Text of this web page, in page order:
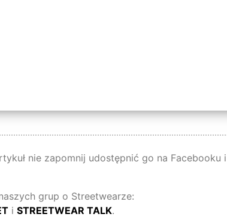
nie zapomnij udostępnić go na Facebooku i
grup o Streetwearze:
i STREETWEAR TALK.